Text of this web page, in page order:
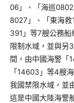
06」、「海巡
8027」、「東海
391」等7艘公務
限制水域，並與另
間，由中國海警「
「14603」等4艘
我國禁限水域，並
這是中國大陸海警